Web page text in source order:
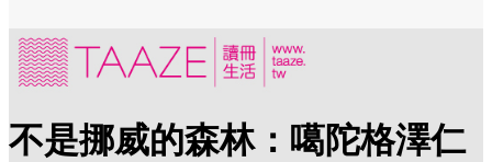
不是挪威的森林：噶陀格澤仁